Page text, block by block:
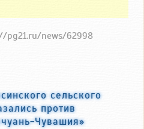
pg21.ru/news/62998
сельского
против
Чувашия»